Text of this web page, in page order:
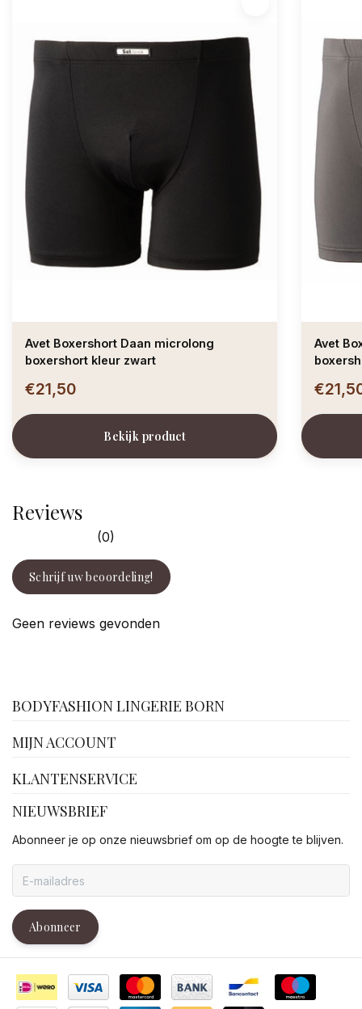
Avet Boxershort Daan microlong
boxershort kleur zwart
€21,50
Bekijk product
Avet
Reviews
(0)
Schrijf uw beoordeling!
Geen reviews gevonden
BODYFASHION LINGERIE BORN
MIJN ACCOUNT
KLANTENSERVICE
NIEUWSBRIEF
Abonneer je op onze nieuwsbrief om op de hoogte te blijven.
Abonneer